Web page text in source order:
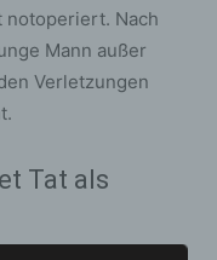
notoperiert. Nach
Mann außer
Verletzungen
Tat als